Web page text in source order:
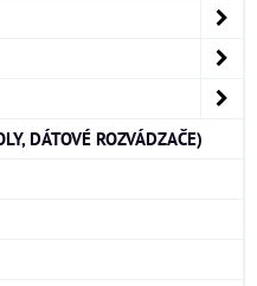
DÁTOVÉ ROZVÁDZAČE)